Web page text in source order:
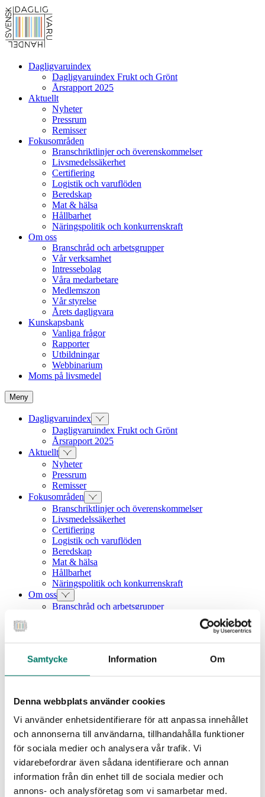
Samtycke Information Om
Denna webbplats använder cookies
Vi använder enhetsidentifierare för att anpassa innehållet
och annonserna till användarna, tillhandahålla funktioner
för sociala medier och analysera vår trafik. Vi
vidarebefordrar även sådana identifierare och annan
information från din enhet till de sociala medier och
annons- och analysföretag som vi samarbetar med.
Dagligvaruindex
Dagligvaruindex Frukt och Grönt
Årsrapport 2025
Aktuellt
Nyheter
Pressrum
Remisser
Fokusområden
Branschriktlinjer och överenskommelser
Livsmedelssäkerhet
Certifiering
Logistik och varuflöden
Beredskap
Mat & hälsa
Hållbarhet
Näringspolitik och konkurrenskraft
Om oss
Branschråd och arbetsgrupper
Vår verksamhet
Intressebolag
Våra medarbetare
Medlemszon
Vår styrelse
Årets dagligvara
Kunskapsbank
Vanliga frågor
Rapporter
Utbildningar
Webbinarium
Moms på livsmedel
Meny
Dagligvaruindex
Dagligvaruindex Frukt och Grönt
Årsrapport 2025
Aktuellt
Nyheter
Pressrum
Remisser
Fokusområden
Branschriktlinjer och överenskommelser
Livsmedelssäkerhet
Certifiering
Logistik och varuflöden
Beredskap
Mat & hälsa
Hållbarhet
Näringspolitik och konkurrenskraft
Om oss
Branschråd och arbetsgrupper
Vår styrelse
Rapporter
Utbildningar
Webbinarium
Moms på livsmedel
Kommentar till förslaget om